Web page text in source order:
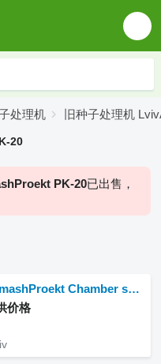
处理机 旧种子处理机
20
PK-20已出售，
新LvivAgromashProekt Chamber seed treater PK-20-02 “Super” (P)
价格